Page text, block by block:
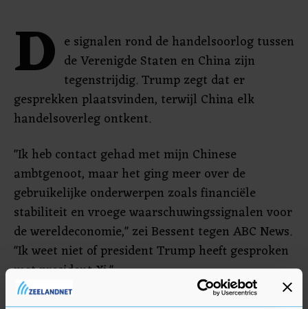
D e signalen rond de handelsoorlog tussen
de Verenigde Staten en China zijn
tegenstrijdig. Trump zegt dat er
gesprekken plaatsvinden, terwijl China elk
handelsoverleg ontkent.
"Ik heb contact gehad met mijn Chinese
ambtgenoot, maar het ging meer over de
gebruikelijke onderwerpen zoals financiële
stabiliteit en vroege waarschuwingssignalen voor
de wereldeconomie," zei Bessent tegen ABC News.
"Ik weet niet of president Trump heeft gesproken
met president Xi."